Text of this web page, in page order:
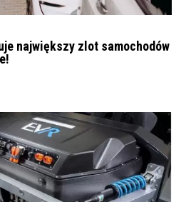
największy zlot samochodów